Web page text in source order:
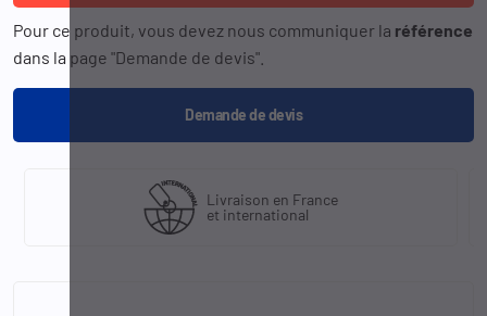
Pour ce produit, vous devez nous communiquer la référence
dans la page "Demande de devis".
Demande de devis
Livraison en France
et international